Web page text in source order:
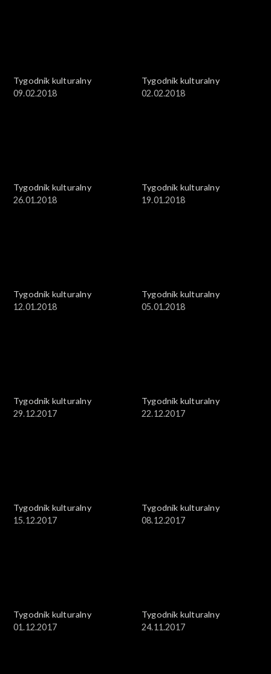
Tygodnik kulturalny
09.02.2018
Tygodnik kulturalny
02.02.2018
Tygodnik kulturalny
26.01.2018
Tygodnik kulturalny
19.01.2018
Tygodnik kulturalny
12.01.2018
Tygodnik kulturalny
05.01.2018
Tygodnik kulturalny
29.12.2017
Tygodnik kulturalny
22.12.2017
Tygodnik kulturalny
15.12.2017
Tygodnik kulturalny
08.12.2017
Tygodnik kulturalny
01.12.2017
Tygodnik kulturalny
24.11.2017